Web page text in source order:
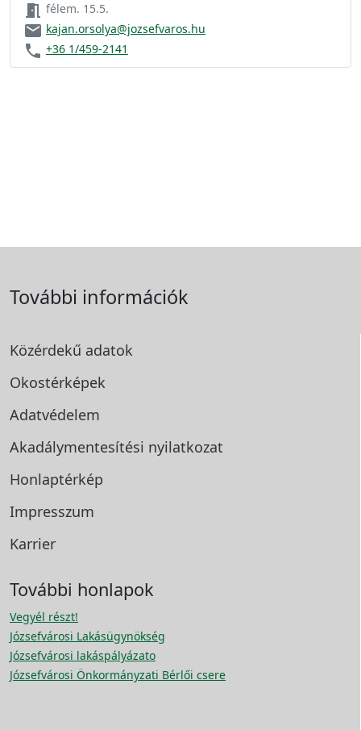
meeting_room félem. 15.5.
email kajan.orsolya@jozsefvaros.hu
phone +36 1/459-2141
További információk
Közérdekű adatok
Okostérképek
Adatvédelem
Akadálymentesítési nyilatkozat
Honlaptérkép
Impresszum
Karrier
További honlapok
Vegyél részt!
Józsefvárosi Lakásügynökség
Józsefvárosi lakáspályázato
Józsefvárosi Önkormányzati Bérlői csere